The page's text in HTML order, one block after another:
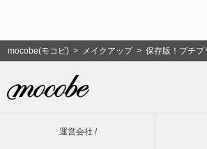
mocobe(モコビ) > メイクアップ> 保存版！プチプ
運営会社 /